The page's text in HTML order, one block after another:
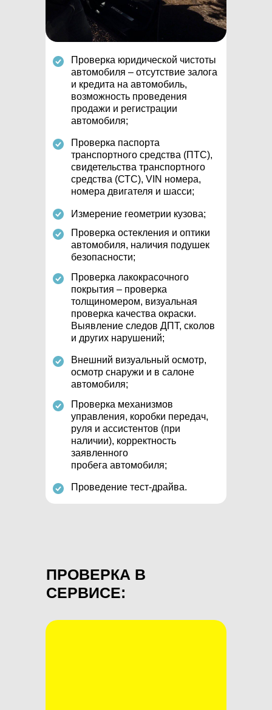
Проверка юридической чистоты
автомобиля – отсутствие залога
и кредита на автомобиль,
возможность проведения
продажи и регистрации
автомобиля;
Проверка паспорта
транспортного средства (ПТС),
свидетельства транспортного
средства (СТС), VIN номера,
номера двигателя и шасси;
Измерение геометрии кузова;
Проверка остекления и оптики
автомобиля, наличия подушек
безопасности;
Проверка лакокрасочного
покрытия – проверка
толщиномером, визуальная
проверка качества окраски.
Выявление следов ДПТ, сколов
и других нарушений;
Внешний визуальный осмотр,
осмотр снаружи и в салоне
автомобиля;
Проверка механизмов
управления, коробки передач,
руля и ассистентов (при
наличии), корректность
заявленного
пробега автомобиля;
Проведение тест-драйва.
ПРОВЕРКА В
СЕРВИСЕ: